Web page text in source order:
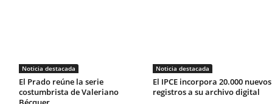
Noticia destacada
El Prado reúne la serie
costumbrista de Valeriano
Noticia destacada
El IPCE incorpora 20.000 nuevos
registros a su archivo digital